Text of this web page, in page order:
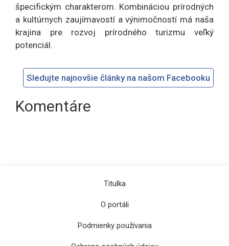
špecifickým charakterom. Kombináciou prírodných
a kultúrnych zaujímavostí a výnimočností má naša
krajina pre rozvoj prírodného turizmu veľký
potenciál.
Sledujte najnovšie články na našom Facebooku
Komentáre
Titulka
O portáli
Podmienky používania